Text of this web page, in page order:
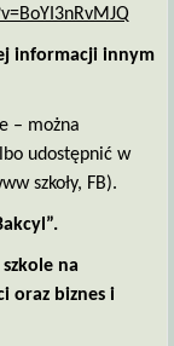
informacji innym
– można
udostępnić w
szkoły, FB).
na
oraz biznes i